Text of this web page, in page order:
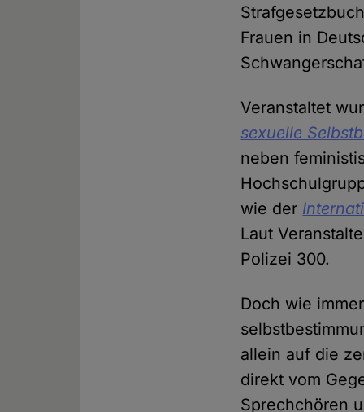
Frauen in
Veranstaltet
sexuelle
neben
wie der
Laut
Polizei 300.
Doch wie
allein auf die
direkt vom
Sprechchören